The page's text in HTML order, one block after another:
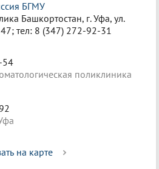
БГМУ
Башкортостан, г. Уфа, ул.
тел: 8 (347) 272-92-31
54
поликлиника
на карте